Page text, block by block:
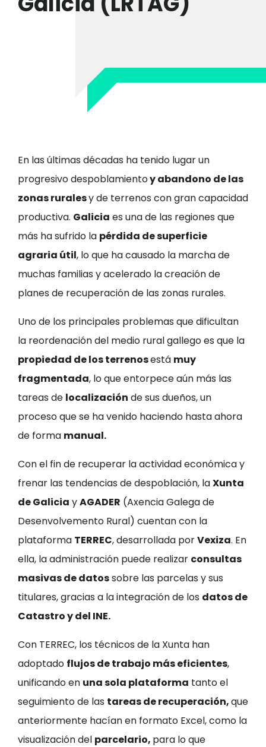
En las últimas décadas ha tenido lugar un
progresivo despoblamientoy abandono de las
zonas ruralesy de terrenos con gran capacidad
productiva. Galicia es una de las regiones que
más ha sufrido la pérdida de superficie
agraria útil, lo que ha causado la marcha de
muchas familias y acelerado la creación de
planes de recuperación de las zonas rurales.
Uno de los principales problemas que dificultan
la reordenación del medio rural gallego es que la
propiedad de los terrenosestá muy
fragmentada, lo que entorpece aún más las
tareas de localización de sus dueños, un
proceso que se ha venido haciendo hasta ahora
de forma manual.
Con el fin de recuperar la actividad económica y
frenar las tendencias de despoblación, laXunta
de Galicia yAGADER (Axencia Galega de
Desenvolvemento Rural) cuentan con la
plataforma TERREC, desarrollada porVexiza. En
ella, la administración puede realizar consultas
masivas de datossobre las parcelas y sus
titulares, gracias a la integración de los datos de
Catastro y del INE.
Con TERREC, los técnicos de la Xunta han
adoptado flujos de trabajo más eficientes,
unificando en una sola plataforma tanto el
seguimiento de las tareas de recuperación,que
anteriormente hacían en formato Excel, como la
visualización del parcelario, para lo que